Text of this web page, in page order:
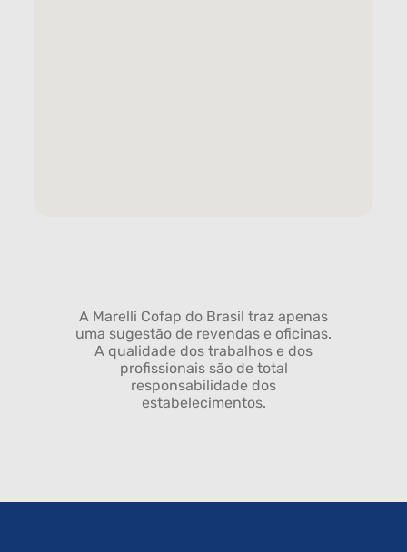
A Marelli Cofap do Brasil traz apenas
uma sugestão de revendas e oficinas.
A qualidade dos trabalhos e dos
profissionais são de total
responsabilidade dos
estabelecimentos.